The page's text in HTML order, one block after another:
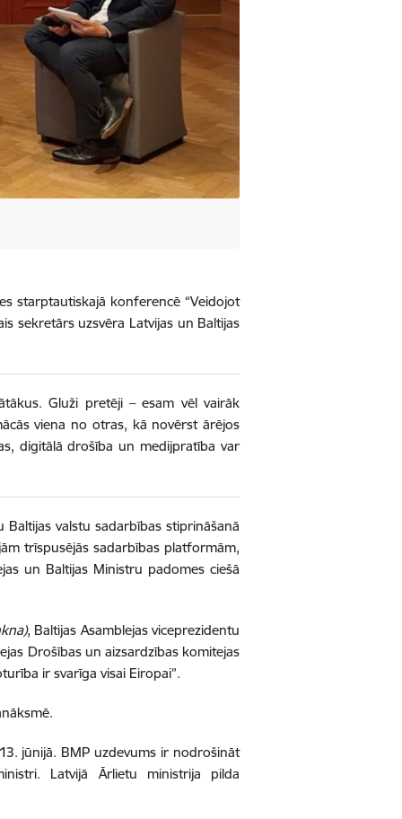
starptautiskajā konferencē “Veidojot
sekretārs uzsvēra Latvijas un Baltijas
Gluži pretēji – esam vēl vairāk
viena no otras, kā novērst ārējos
digitālā drošība un medijpratība var
valstu sadarbības stiprināšanā
trīspusējās sadarbības platformām,
un Baltijas Ministru padomes ciešā
, Baltijas Asamblejas viceprezidentu
Drošības un aizsardzības komitejas
ir svarīga visai Eiropai”.
jūnijā. BMP uzdevums ir nodrošināt
Latvijā Ārlietu ministrija pilda